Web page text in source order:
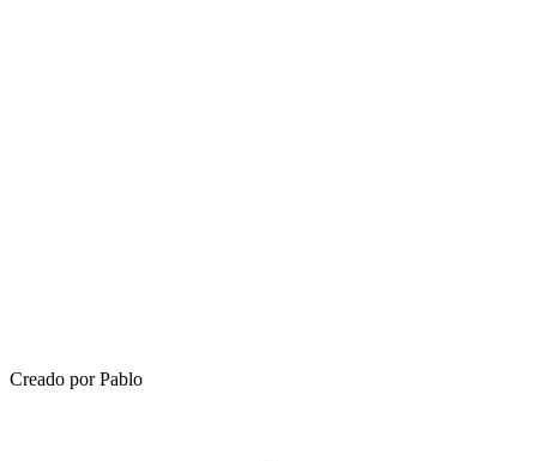
Creado por Pablo